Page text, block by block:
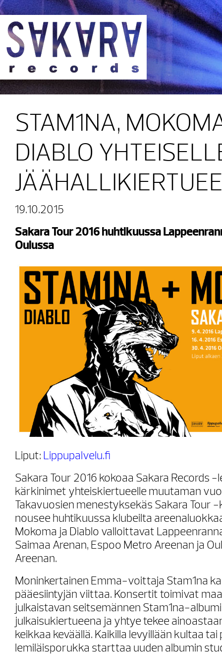
Sakara Records
STAM1NA,
DIABLO
19.10.2015
Sakara Tour 2016 huhtikuussa
Oulussa
Liput: Lippupalvelu.fi
Sakara Tour 2016 kokoaa Sakara Records
kärkinimet yhteiskiertueelle muutaman
Takavuosien menestyksekäs Sakara Tour
nousee huhtikuussa klubeilta
Mokoma ja Diablo valloittavat
Saimaa Arenan, Espoo Metro Areenan ja
Areenan.
Moninkertainen Emma-voittaja Stam1na
pääesiintyjän viittaa. Konsertit toimivat
julkaistavan seitsemännen Stam1na-
julkaisukiertueena ja yhtye tekee
keikkaa keväällä. Kaikilla levyillään kultaa
lemiläisporukka starttaa uuden albumin